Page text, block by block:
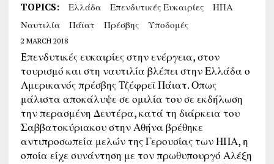
TOPICS: Ελλάδα Επενδυτικές Ευκαιρίες
ΗΠΑ
Ναυτιλία
Πάϊατ Πρέσβης Υποδομές
2 MARCH 2018
Eπενδυτικές ευκαιρίες στην ενέργεια, στον
τουρισμό και στη ναυτιλία βλέπει στην Ελλάδα ο
Αμερικανός πρέσβης Τζέφρεϊ Πάιατ. Οπως
μάλιστα αποκάλυψε σε ομιλία του σε εκδήλωση
την περασμένη Δευτέρα, κατά τη διάρκεια του
Σαββατοκύριακου στην Αθήνα βρέθηκε
αντιπροσωπεία μελών της Γερουσίας των ΗΠΑ, η
οποία είχε συνάντηση με τον πρωθυπουργό Αλέξη